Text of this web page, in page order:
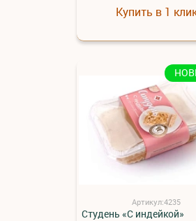
Купить в 1
Артикул:4235
Студень «С индейкой»